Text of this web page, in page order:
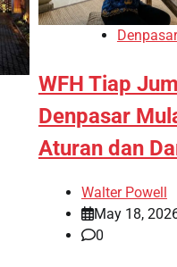
Denpasar
WFH Tiap
Denpasar
Aturan dan
Walter Powell
May 18,
0